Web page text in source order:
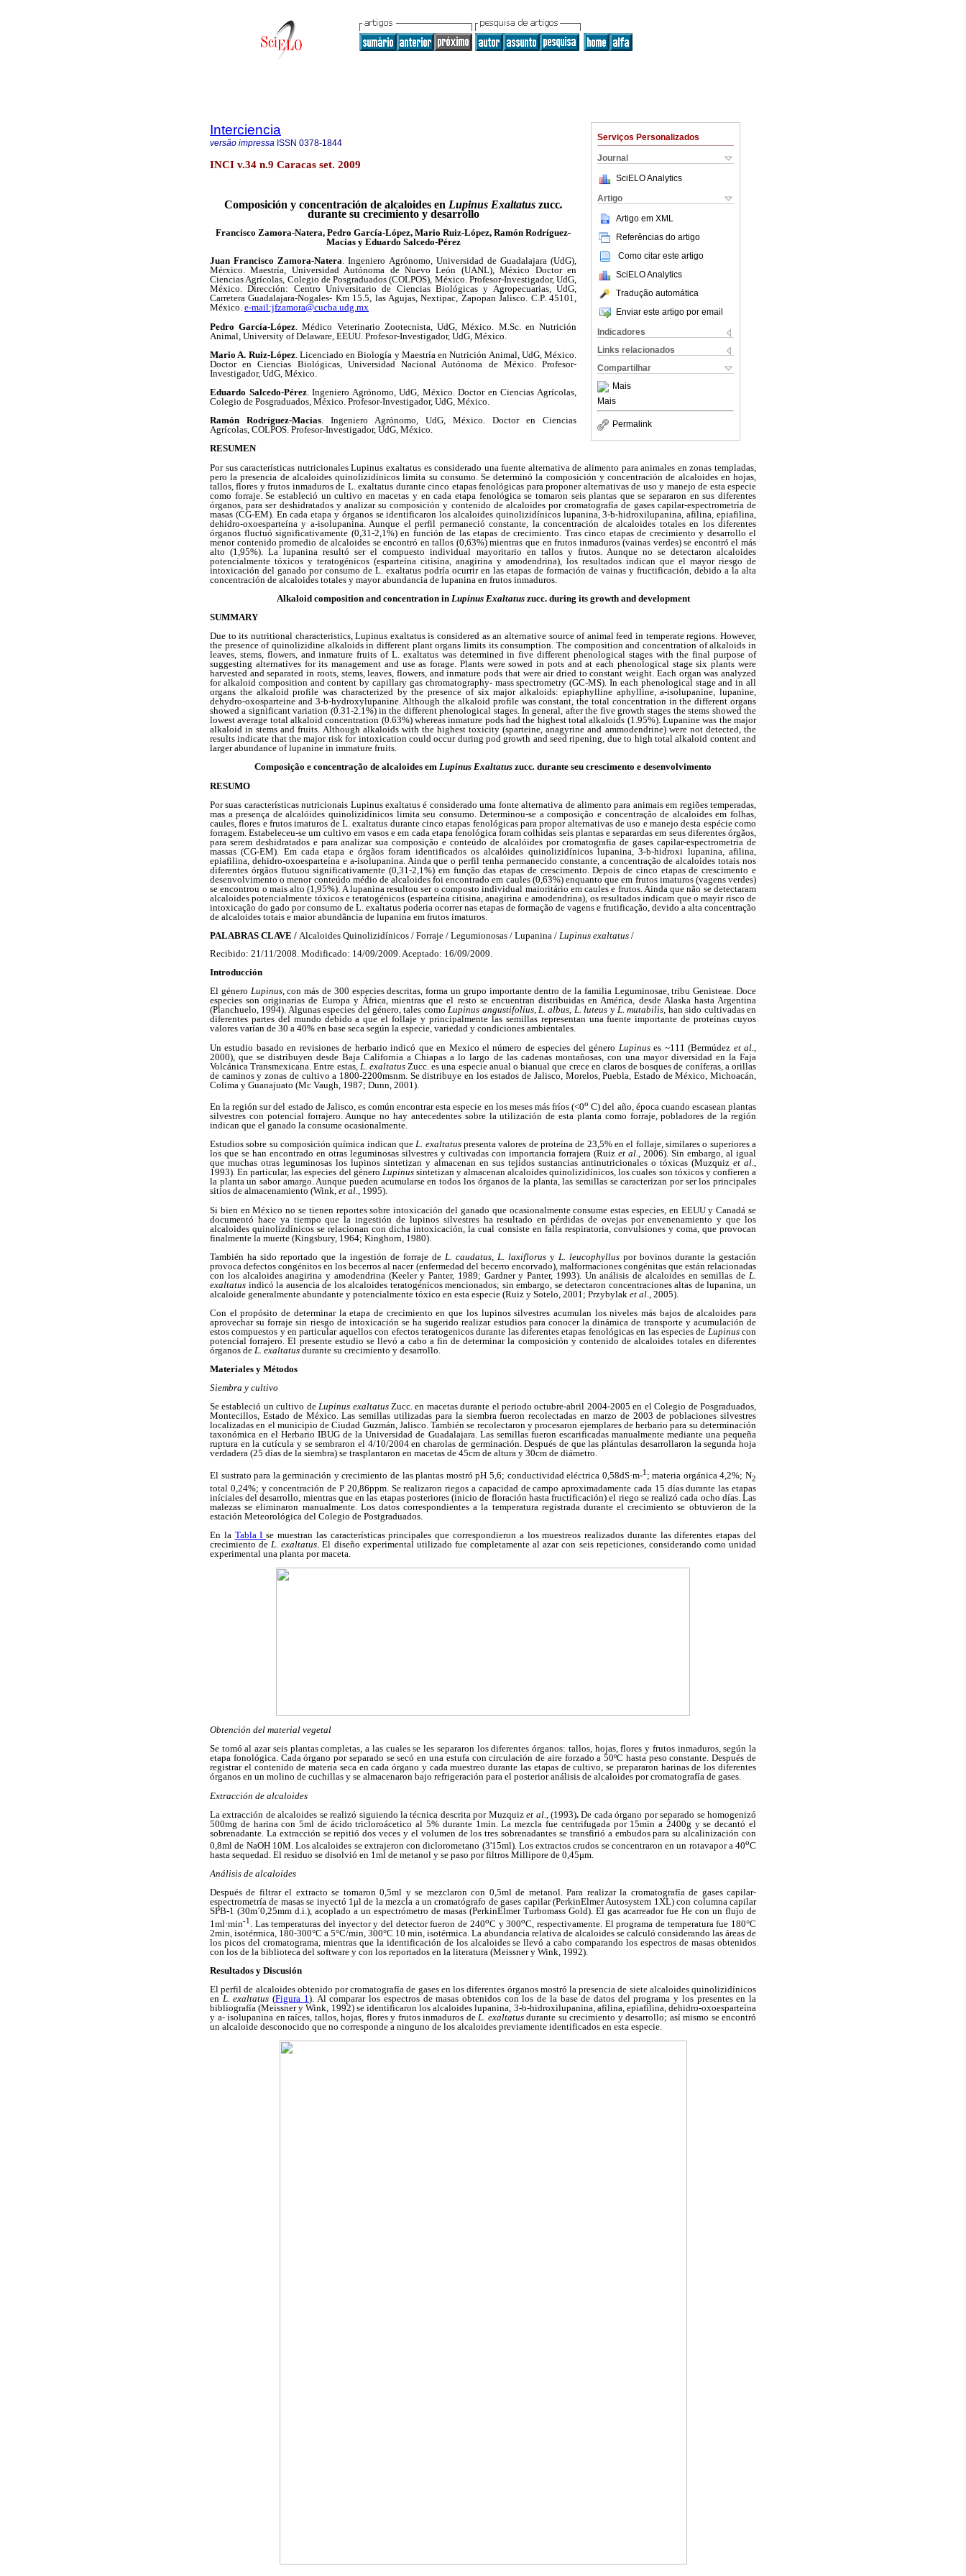
Serviços Personalizados
Journal
SciELO Analytics
Artigo
Artigo em XML
Referências do artigo
Como citar este artigo
SciELO Analytics
Tradução automática
Enviar este artigo por email
Indicadores
Links relacionados
Compartilhar
Mais
Mais
Permalink
Interciencia
versão impressa ISSN 0378-1844
INCI v.34 n.9 Caracas set. 2009
Composición y concentración de alcaloides en Lupinus Exaltatus zucc.
durante su crecimiento y desarrollo
Francisco Zamora-Natera, Pedro García-López, Mario Ruiz-López, Ramón Rodríguez-
Macías y Eduardo Salcedo-Pérez
Juan Francisco Zamora-Natera. Ingeniero Agrónomo, Universidad de Guadalajara (UdG),
Mérxico. Maestría, Universidad Autónoma de Nuevo León (UANL), México Doctor en
Ciencias Agrícolas, Colegio de Posgraduados (COLPOS), México. Profesor-Investigador, UdG,
México. Dirección: Centro Universitario de Ciencias Biológicas y Agropecuarias, UdG,
Carretera Guadalajara-Nogales- Km 15.5, las Agujas, Nextipac, Zapopan Jalisco. C.P. 45101,
México. e-mail:jfzamora@cucba.udg.mx
Pedro García-López . Médico Veterinario Zootecnista, UdG, México. M.Sc. en Nutrición
Animal, University of Delaware, EEUU. Profesor-Investigador, UdG, México.
Mario A. Ruiz-López. Licenciado en Biología y Maestría en Nutrición Animal, UdG, México.
Doctor en Ciencias Biológicas, Universidad Nacional Autónoma de México. Profesor-
Investigador, UdG, México.
Eduardo Salcedo-Pérez. Ingeniero Agrónomo, UdG, México. Doctor en Ciencias Agrícolas,
Colegio de Posgraduados, México. Profesor-Investigador, UdG, México.
Ramón Rodríguez-Macias. Ingeniero Agrónomo, UdG, México. Doctor en Ciencias
Agrícolas, COLPOS. Profesor-Investigador, UdG, México.
RESUMEN
Por sus características nutricionales Lupinus exaltatus es considerado una fuente alternativa de alimento para animales en zonas templadas,
pero la presencia de alcaloides quinolizidínicos limita su consumo. Se determinó la composición y concentración de alcaloides en hojas,
tallos, flores y frutos inmaduros de L. exaltatus durante cinco etapas fenológicas para proponer alternativas de uso y manejo de esta especie
como forraje. Se estableció un cultivo en macetas y en cada etapa fenológica se tomaron seis plantas que se separaron en sus diferentes
órganos, para ser deshidratados y analizar su composición y contenido de alcaloides por cromatografía de gases capilar-espectrometría de
masas (CG-EM). En cada etapa y órganos se identificaron los alcaloides quinolizidínicos lupanina, 3-b-hidroxilupanina, afilina, epiafilina,
dehidro-oxoesparteína y a-isolupanina. Aunque el perfil permaneció constante, la concentración de alcaloides totales en los diferentes
órganos fluctuó significativamente (0,31-2,1%) en función de las etapas de crecimiento. Tras cinco etapas de crecimiento y desarrollo el
menor contenido promedio de alcaloides se encontró en tallos (0,63%) mientras que en frutos inmaduros (vainas verdes) se encontró el más
alto (1,95%). La lupanina resultó ser el compuesto individual mayoritario en tallos y frutos. Aunque no se detectaron alcaloides
potencialmente tóxicos y teratogénicos (esparteína citisina, anagirina y amodendrina), los resultados indican que el mayor riesgo de
intoxicación del ganado por consumo de L. exaltatus podría ocurrir en las etapas de formación de vainas y fructificación, debido a la alta
concentración de alcaloides totales y mayor abundancia de lupanina en frutos inmaduros.
Alkaloid composition and concentration inLupinus Exaltatuszucc. during its growth and development
SUMMARY
Due to its nutritional characteristics, Lupinus exaltatus is considered as an alternative source of animal feed in temperate regions. However,
the presence of quinolizidine alkaloids in different plant organs limits its consumption. The composition and concentration of alkaloids in
leaves, stems, flowers, and inmature fruits of L. exaltatus was determined in five different phenological stages with the final purpose of
suggesting alternatives for its management and use as forage. Plants were sowed in pots and at each phenological stage six plants were
harvested and separated in roots, stems, leaves, flowers, and inmature pods that were air dried to constant weight. Each organ was analyzed
for alkaloid composition and content by capillary gas chromatography- mass spectrometry (GC-MS). In each phenological stage and in all
organs the alkaloid profile was characterized by the presence of six major alkaloids: epiaphylline aphylline, a-isolupanine, lupanine,
dehydro-oxosparteine and 3-b-hydroxylupanine. Although the alkaloid profile was constant, the total concentration in the different organs
showed a significant variation (0.31-2.1%) in the different phenological stages. In general, after the five growth stages the stems showed the
lowest average total alkaloid concentration (0.63%) whereas inmature pods had the highest total alkaloids (1.95%). Lupanine was the major
alkaloid in stems and fruits. Although alkaloids with the highest toxicity (sparteine, anagyrine and ammodendrine) were not detected, the
results indicate that the major risk for intoxication could occur during pod growth and seed ripening, due to high total alkaloid content and
larger abundance of lupanine in immature fruits.
Composição e concentração de alcaloides em Lupinus Exaltatus zucc. durante seu crescimento e desenvolvimento
RESUMO
Por suas características nutricionais Lupinus exaltatus é considerado uma fonte alternativa de alimento para animais em regiões temperadas,
mas a presença de alcalóides quinolizidínicos limita seu consumo. Determinou-se a composição e concentração de alcaloides em folhas,
caules, flores e frutos imaturos de L. exaltatus durante cinco etapas fenológicas para propor alternativas de uso e manejo desta espécie como
forragem. Estabeleceu-se um cultivo em vasos e em cada etapa fenológica foram colhidas seis plantas e separardas em seus diferentes órgãos,
para serem deshidratados e para analizar sua composição e conteúdo de alcalóides por cromatografia de gases capilar-espectrometria de
massas (CG-EM). Em cada etapa e órgãos foram identificados os alcalóides quinolizidínicos lupanina, 3-b-hidroxi lupanina, afilina,
epiafilina, dehidro-oxoesparteína e a-isolupanina. Ainda que o perfil tenha permanecido constante, a concentração de alcaloides totais nos
diferentes órgãos flutuou significativamente (0,31-2,1%) em função das etapas de crescimento. Depois de cinco etapas de crescimento e
desenvolvimento o menor conteúdo médio de alcaloides foi encontrado em caules (0,63%) enquanto que em frutos imaturos (vagens verdes)
se encontrou o mais alto (1,95%). A lupanina resultou ser o composto individual maioritário em caules e frutos. Ainda que não se detectaram
alcaloides potencialmente tóxicos e teratogénicos (esparteína citisina, anagirina e amodendrina), os resultados indicam que o mayir risco de
intoxicação do gado por consumo de L. exaltatus poderia ocorrer nas etapas de formação de vagens e frutificação, devido a alta concentração
de alcaloides totais e maior abundância de lupanina em frutos imaturos.
PALABRAS CLAVE / Alcaloides Quinolizidínicos / Forraje / Legumionosas / Lupanina / Lupinus exaltatus /
Recibido: 21/11/2008. Modificado: 14/09/2009. Aceptado: 16/09/2009.
Introducción
El género Lupinus, con más de 300 especies descritas, forma un grupo importante dentro de la familia Leguminosae, tribu Genisteae. Doce
especies son originarias de Europa y África, mientras que el resto se encuentran distribuidas en América, desde Alaska hasta Argentina
(Planchuelo, 1994). Algunas especies del género, tales comoLupinus angustifolius, L. albus, L. luteus yL. mutabilis, han sido cultivadas en
diferentes partes del mundo debido a que el follaje y principalmente las semillas representan una fuente importante de proteínas cuyos
valores varían de 30 a 40% en base seca según la especie, variedad y condiciones ambientales.
Un estudio basado en revisiones de herbario indicó que en Mexico el número de especies del género Lupinuses ~111 (Bermúdez et al.
2000), que se distribuyen desde Baja California a Chiapas a lo largo de las cadenas montañosas, con una mayor diversidad en la Faja
Volcánica Transmexicana. Entre estas, L. exaltatusZucc. es una especie anual o bianual que crece en claros de bosques de coníferas, a orillas
de caminos y zonas de cultivo a 1800-2200msnm. Se distribuye en los estados de Jalisco, Morelos, Puebla, Estado de México, Michoacán,
Colima y Guanajuato (Mc Vaugh, 1987; Dunn, 2001).
En la región sur del estado de Jalisco, es común encontrar esta especie en los meses más fríos (<0oC) del año, época cuando escasean plantas
silvestres con potencial forrajero. Aunque no hay antecedentes sobre la utilización de esta planta como forraje, pobladores de la región
indican que el ganado la consume ocasionalmente.
Estudios sobre su composición química indican queL. exaltatuspresenta valores de proteína de 23,5% en el follaje, similares o superiores a
los que se han encontrado en otras leguminosas silvestres y cultivadas con importancia forrajera (Ruiz et al., 2006). Sin embargo, al igual
que muchas otras leguminosas los lupinos sintetizan y almacenan en sus tejidos sustancias antinutricionales o tóxicas (Muzquiz et al.,
1993). En particular, las especies del género Lupinussintetizan y almacenan alcaloides quinolizidínicos, los cuales son tóxicos y confieren a
la planta un sabor amargo. Aunque pueden acumularse en todos los órganos de la planta, las semillas se caracterizan por ser los principales
sitios de almacenamiento (Wink, et al., 1995).
Si bien en México no se tienen reportes sobre intoxicación del ganado que ocasionalmente consume estas especies, en EEUU y Canadá se
documentó hace ya tiempo que la ingestión de lupinos silvestres ha resultado en pérdidas de ovejas por envenenamiento y que los
alcaloides quinolizdínicos se relacionan con dicha intoxicación, la cual consiste en falla respiratoria, convulsiones y coma, que provocan
finalmente la muerte (Kingsbury, 1964; Kinghorn, 1980).
También ha sido reportado que la ingestión de forraje de L. caudatus L. laxiflorus y L. leucophyllus por bovinos durante la gestación
provoca defectos congénitos en los becerros al nacer (enfermedad del becerro encorvado), malformaciones congénitas que están relacionadas
con los alcaloides anagirina y amodendrina (Keeler y Panter, 1989; Gardner y Panter, 1993). Un análisis de alcaloides en semillas de L.
exaltatus indicó la ausencia de los alcaloides teratogénicos mencionados; sin embargo, se detectaron concentraciones altas de lupanina, un
alcaloide generalmente abundante y potencialmente tóxico en esta especie (Ruiz y Sotelo, 2001; Przybylak et al ., 2005).
Con el propósito de determinar la etapa de crecimiento en que los lupinos silvestres acumulan los niveles más bajos de alcaloides para
aprovechar su forraje sin riesgo de intoxicación se ha sugerido realizar estudios para conocer la dinámica de transporte y acumulación de
estos compuestos y en particular aquellos con efectos teratogenicos durante las diferentes etapas fenológicas en las especies de Lupinuscon
potencial forrajero. El presente estudio se llevó a cabo a fin de determinar la composición y contenido de alcaloides totales en diferentes
órganos de L. exaltatus durante su crecimiento y desarrollo.
Materiales y Métodos
Siembra y cultivo
Se estableció un cultivo deLupinus exaltatusZucc. en macetas durante el periodo octubre-abril 2004-2005 en el Colegio de Posgraduados,
Montecillos, Estado de México. Las semillas utilizadas para la siembra fueron recolectadas en marzo de 2003 de poblaciones silvestres
localizadas en el municipio de Ciudad Guzmán, Jalisco. También se recolectaron y procesaron ejemplares de herbario para su determinación
taxonómica en el Herbario IBUG de la Universidad de Guadalajara. Las semillas fueron escarificadas manualmente mediante una pequeña
ruptura en la cutícula y se sembraron el 4/10/2004 en charolas de germinación. Después de que las plántulas desarrollaron la segunda hoja
verdadera (25 días de la siembra) se trasplantaron en macetas de 45cm de altura y 30cm de diámetro.
El sustrato para la germinación y crecimiento de las plantas mostró pH 5,6; conductividad eléctrica 0,58dS·m-1 ; materia orgánica 4,2%; N2
total 0,24%; y concentración de P 20,86ppm. Se realizaron riegos a capacidad de campo aproximadamente cada 15 días durante las etapas
iníciales del desarrollo, mientras que en las etapas posteriores (inicio de floración hasta fructificación) el riego se realizó cada ocho días. Las
malezas se eliminaron manualmente. Los datos correspondientes a la temperatura registrada durante el crecimiento se obtuvieron de la
estación Meteorológica del Colegio de Postgraduados.
En la Tabla Ise muestran las características principales que correspondieron a los muestreos realizados durante las diferentes etapas del
crecimiento de L .exaltatus . El diseño experimental utilizado fue completamente al azar con seis repeticiones, considerando como unidad
experimental una planta por maceta.
Obtención del material vegetal
Se tomó al azar seis plantas completas, a las cuales se les separaron los diferentes órganos: tallos, hojas, flores y frutos inmaduros, según la
etapa fonológica. Cada órgano por separado se secó en una estufa con circulación de aire forzado a 50ºC hasta peso constante. Después de
registrar el contenido de materia seca en cada órgano y cada muestreo durante las etapas de cultivo, se prepararon harinas de los diferentes
órganos en un molino de cuchillas y se almacenaron bajo refrigeración para el posterior análisis de alcaloides por cromatografía de gases.
Extracción de alcaloides
La extracción de alcaloides se realizó siguiendo la técnica descrita por Muzquizet al. , (1993). De cada órgano por separado se homogenizó
500mg de harina con 5ml de ácido tricloroácetico al 5% durante 1min. La mezcla fue centrifugada por 15min a 2400g y se decantó el
sobrenadante. La extracción se repitió dos veces y el volumen de los tres sobrenadantes se transfirió a embudos para su alcalinización con
0,8ml de NaOH 10M. Los alcaloides se extrajeron con diclorometano (3'15ml). Los extractos crudos se concentraron en un rotavapor a 40oC
hasta sequedad. El residuo se disolvió en 1ml de metanol y se paso por filtros Millipore de 0,45μm.
Análisis de alcaloides
Después de filtrar el extracto se tomaron 0,5ml y se mezclaron con 0,5ml de metanol. Para realizar la cromatografía de gases capilar-
espectrometría de masas se inyectó 1μl de la mezcla a un cromatógrafo de gases capilar (PerkinElmer Autosystem 1XL) con columna capilar
SPB-1 (30m´0,25mm d.i.), acoplado a un espectrómetro de masas (PerkinElmer Turbomass Gold). El gas acarreador fue He con un flujo de
1ml·min-1 . Las temperaturas del inyector y del detector fueron de 240oC y 300oC, respectivamente. El programa de temperatura fue 180°C
2min, isotérmica, 180-300°C a 5°C/min, 300°C 10 min, isotérmica. La abundancia relativa de alcaloides se calculó considerando las áreas de
los picos del cromatograma, mientras que la identificación de los alcaloides se llevó a cabo comparando los espectros de masas obtenidos
con los de la biblioteca del software y con los reportados en la literatura (Meissner y Wink, 1992).
Resultados y Discusión
El perfil de alcaloides obtenido por cromatografía de gases en los diferentes órganos mostró la presencia de siete alcaloides quinolizidínicos
en L. exaltatus (Figura 1). Al comparar los espectros de masas obtenidos con los de la base de datos del programa y los presentes en la
bibliografía (Meissner y Wink, 1992) se identificaron los alcaloides lupanina, 3-b-hidroxilupanina, afilina, epiafilina, dehidro-oxoesparteína
y a- isolupanina en raíces, tallos, hojas, flores y frutos inmaduros de L. exaltatusdurante su crecimiento y desarrollo; así mismo se encontró
un alcaloide desconocido que no corresponde a ninguno de los alcaloides previamente identificados en esta especie.